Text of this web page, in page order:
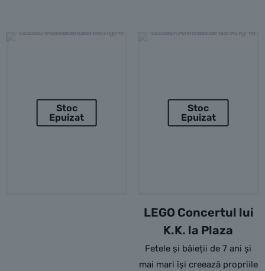
Stoc
Epuizat
Stoc
Epuizat
LEGO Concertul lui
K.K. la Plaza
Fetele și băieții de 7 ani și
mai mari își creează propriile